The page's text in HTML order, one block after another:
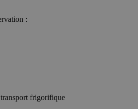
:
frigorifique